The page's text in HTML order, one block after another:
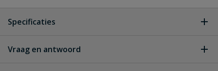
Specificaties
Draadaansluiting M7
Vraag en antwoord